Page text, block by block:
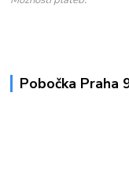
Pobočka Praha